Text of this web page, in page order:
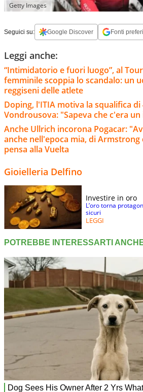
Getty Images
Seguici su: Google Discover Fonti
Leggi anche:
“Intimidatorio e fuori luogo”, al
femminile scoppia lo scandalo: un
reggiseni delle atlete
Doping, l'ITIA motiva la squalifica di
Vondrousova: "Sapeva che c'era
Anche Ullrich incorona Pogacar:
anche nell'epoca mia, di Armstrong
pensa alla Vuelta
Gioielleria Delfino
Investire in oro
L’oro torna
sicuri
LEGGI